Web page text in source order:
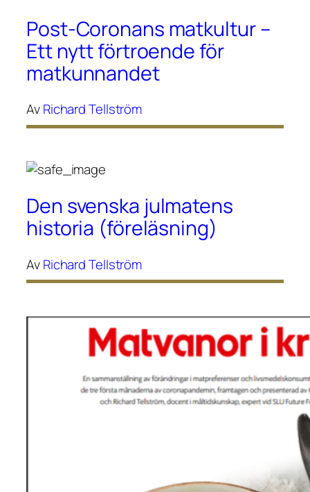
Post-Coronans matkultur –
Ett nytt förtroende för
matkunnandet
AvRichard Tellström
Den svenska julmatens
historia (föreläsning)
AvRichard Tellström